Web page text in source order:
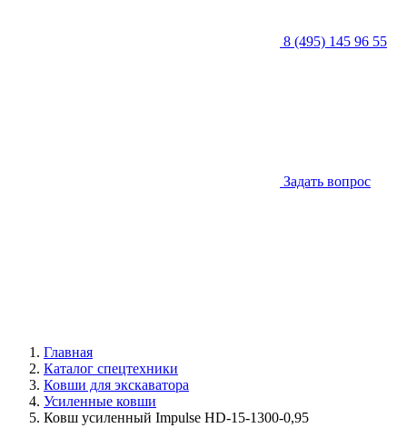
8 (495) 145 96 55
Задать вопрос
Главная
Каталог спецтехники
Ковши для экскаватора
Усиленные ковши
Ковш усиленный Impulse HD-15-1300-0,95